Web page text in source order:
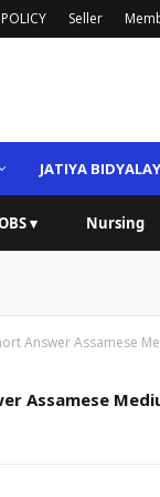
Seller
JATIYA BIDYALAY
▾ Nursing
Answer Assamese
Assamese